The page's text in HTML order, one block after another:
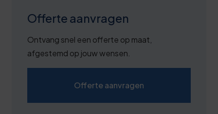
Offerte aanvragen
Ontvang snel een offerte op maat,
afgestemd op jouw wensen.
Offerte aanvragen
0
2
7
2
2